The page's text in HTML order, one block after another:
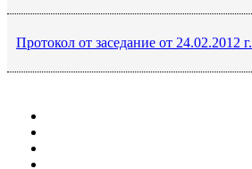
Протокол от заседание от 24.02.2012 г.